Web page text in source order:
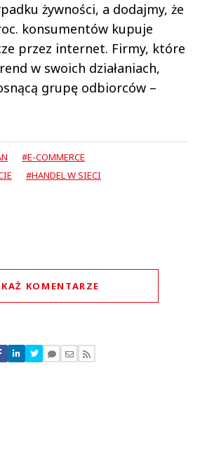
żywności, a dodajmy, że
konsumentów kupuje
przez internet. Firmy, które
w swoich działaniach,
grupę odbiorców –
#E-COMMERCE
#HANDEL W SIECI
KOMENTARZE